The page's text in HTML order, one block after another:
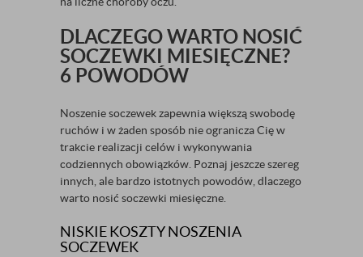
DLACZEGO WARTO NOSIĆ
SOCZEWKI MIESIĘCZNE?
6 POWODÓW
Noszenie soczewek zapewnia większą swobodę
ruchów i w żaden sposób nie ogranicza Cię w
trakcie realizacji celów i wykonywania
codziennych obowiązków. Poznaj jeszcze szereg
innych, ale bardzo istotnych powodów, dlaczego
warto nosić soczewki miesięczne.
NISKIE KOSZTY NOSZENIA
SOCZEWEK